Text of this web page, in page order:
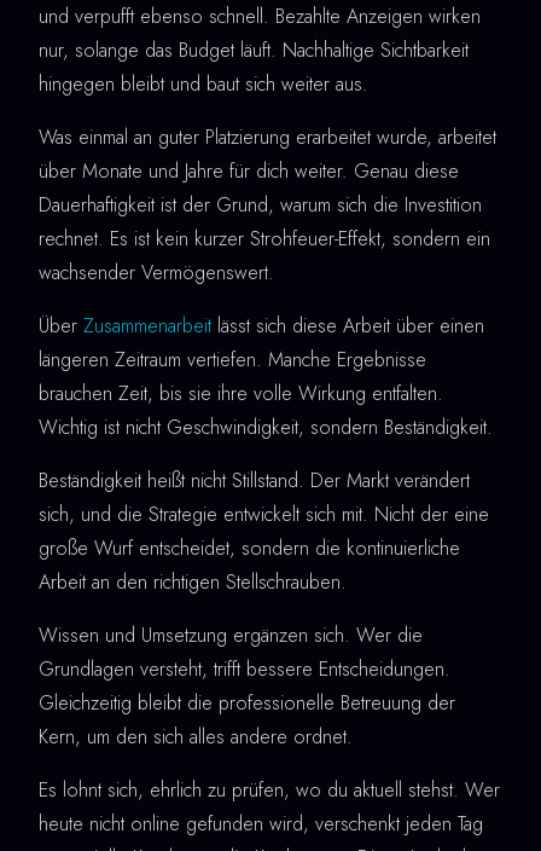
und verpufft ebenso schnell. Bezahlte Anzeigen wirken
nur, solange das Budget läuft. Nachhaltige Sichtbarkeit
hingegen bleibt und baut sich weiter aus.
Was einmal an guter Platzierung erarbeitet wurde, arbeitet
über Monate und Jahre für dich weiter. Genau diese
Dauerhaftigkeit ist der Grund, warum sich die Investition
rechnet. Es ist kein kurzer Strohfeuer-Effekt, sondern ein
wachsender Vermögenswert.
Über Zusammenarbeit lässt sich diese Arbeit über einen
längeren Zeitraum vertiefen. Manche Ergebnisse
brauchen Zeit, bis sie ihre volle Wirkung entfalten.
Wichtig ist nicht Geschwindigkeit, sondern Beständigkeit.
Beständigkeit heißt nicht Stillstand. Der Markt verändert
sich, und die Strategie entwickelt sich mit. Nicht der eine
große Wurf entscheidet, sondern die kontinuierliche
Arbeit an den richtigen Stellschrauben.
Wissen und Umsetzung ergänzen sich. Wer die
Grundlagen versteht, trifft bessere Entscheidungen.
Gleichzeitig bleibt die professionelle Betreuung der
Kern, um den sich alles andere ordnet.
Es lohnt sich, ehrlich zu prüfen, wo du aktuell stehst. Wer
heute nicht online gefunden wird, verschenkt jeden Tag